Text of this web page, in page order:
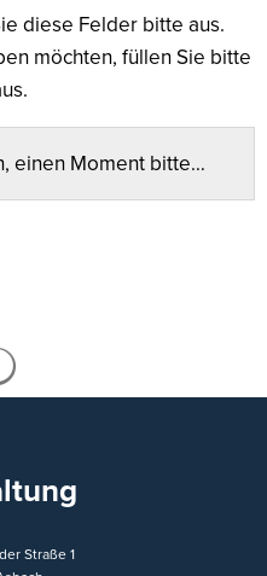
diese Felder bitte aus.
möchten, füllen Sie bitte
einen Moment bitte…
Straße 1